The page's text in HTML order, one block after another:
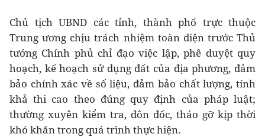
Chủ tịch UBND các tỉnh, thành phố trực thuộc
Trung ương chịu trách nhiệm toàn diện trước Thủ
tướng Chính phủ chỉ đạo việc lập, phê duyệt quy
hoạch, kế hoạch sử dụng đất của địa phương, đảm
bảo chính xác về số liệu, đảm bảo chất lượng, tính
khả thi cao theo đúng quy định của pháp luật;
thường xuyên kiểm tra, đôn đốc, tháo gỡ kịp thời
khó khăn trong quá trình thực hiện.